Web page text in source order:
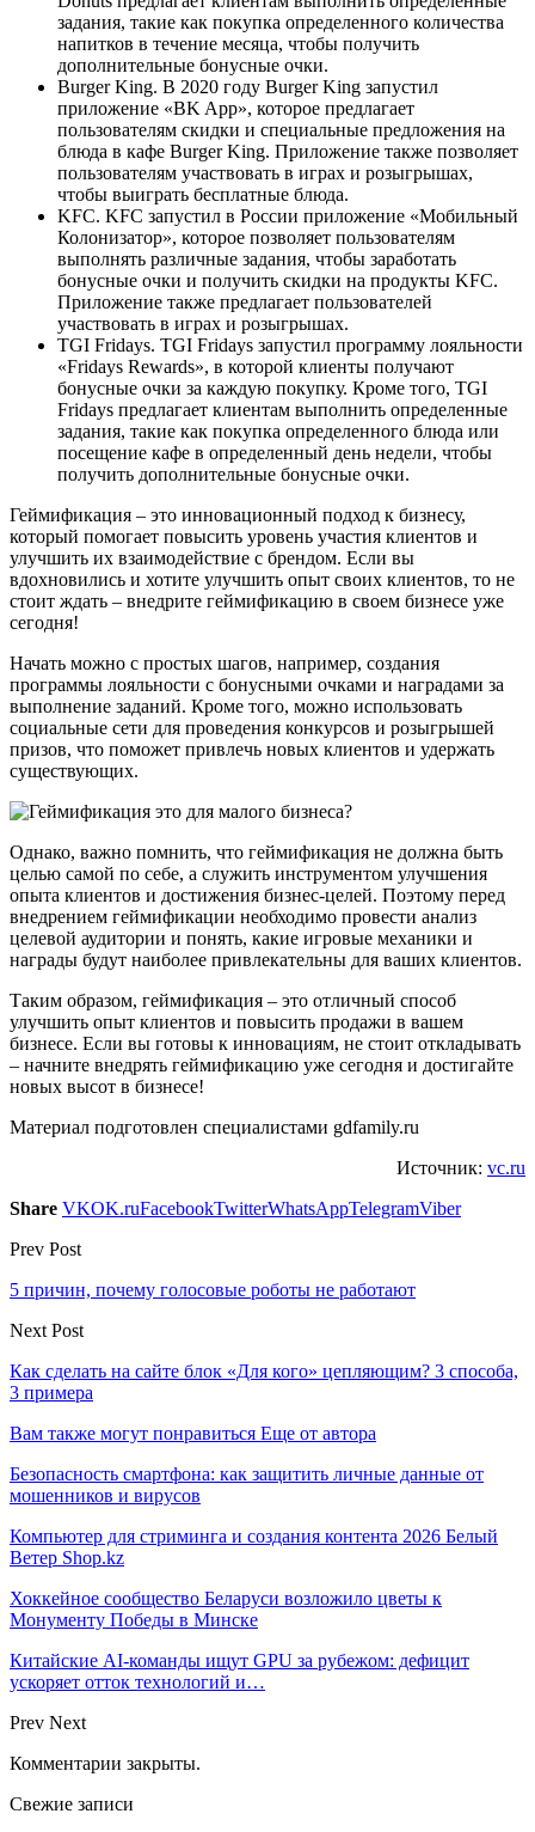
задания, такие как покупка определенного количества
напитков в течение месяца, чтобы получить
дополнительные бонусные очки.
Burger King. В 2020 году Burger King запустил
приложение «BK App», которое предлагает
пользователям скидки и специальные предложения на
блюда в кафе Burger King. Приложение также позволяет
пользователям участвовать в играх и розыгрышах,
чтобы выиграть бесплатные блюда.
KFC. KFC запустил в России приложение «Мобильный
Колонизатор», которое позволяет пользователям
выполнять различные задания, чтобы заработать
бонусные очки и получить скидки на продукты KFC.
Приложение также предлагает пользователей
участвовать в играх и розыгрышах.
TGI Fridays. TGI Fridays запустил программу лояльности
«Fridays Rewards», в которой клиенты получают
бонусные очки за каждую покупку. Кроме того, TGI
Fridays предлагает клиентам выполнить определенные
задания, такие как покупка определенного блюда или
посещение кафе в определенный день недели, чтобы
получить дополнительные бонусные очки.
Геймификация – это инновационный подход к бизнесу,
который помогает повысить уровень участия клиентов и
улучшить их взаимодействие с брендом. Если вы
вдохновились и хотите улучшить опыт своих клиентов, то не
стоит ждать – внедрите геймификацию в своем бизнесе уже
сегодня!
Начать можно с простых шагов, например, создания
программы лояльности с бонусными очками и наградами за
выполнение заданий. Кроме того, можно использовать
социальные сети для проведения конкурсов и розыгрышей
призов, что поможет привлечь новых клиентов и удержать
существующих.
Однако, важно помнить, что геймификация не должна быть
целью самой по себе, а служить инструментом улучшения
опыта клиентов и достижения бизнес-целей. Поэтому перед
внедрением геймификации необходимо провести анализ
целевой аудитории и понять, какие игровые механики и
награды будут наиболее привлекательны для ваших клиентов.
Таким образом, геймификация – это отличный способ
улучшить опыт клиентов и повысить продажи в вашем
бизнесе. Если вы готовы к инновациям, не стоит откладывать
– начните внедрять геймификацию уже сегодня и достигайте
новых высот в бизнесе!
Материал подготовлен специалистами gdfamily.ru
Источник: vc.ru
Share VKOK.ruFacebookTwitterWhatsAppTelegramViber
Prev Post
5 причин, почему голосовые роботы не работают
Next Post
Как сделать на сайте блок «Для кого» цепляющим? 3 способа,
3 примера
Вам также могут понравиться Еще от автора
Безопасность смартфона: как защитить личные данные от
мошенников и вирусов
Компьютер для стриминга и создания контента 2026 Белый
Ветер Shop.kz
Хоккейное сообщество Беларуси возложило цветы к
Монументу Победы в Минске
Китайские AI-команды ищут GPU за рубежом: дефицит
ускоряет отток технологий и…
Prev Next
Комментарии закрыты.
Свежие записи